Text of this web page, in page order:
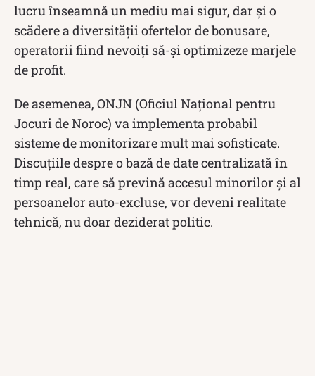
lucru înseamnă un mediu mai sigur, dar și o
scădere a diversității ofertelor de bonusare,
operatorii fiind nevoiți să-și optimizeze marjele
de profit.
De asemenea, ONJN (Oficiul Național pentru
Jocuri de Noroc) va implementa probabil
sisteme de monitorizare mult mai sofisticate.
Discuțiile despre o bază de date centralizată în
timp real, care să prevină accesul minorilor și al
persoanelor auto-excluse, vor deveni realitate
tehnică, nu doar deziderat politic.